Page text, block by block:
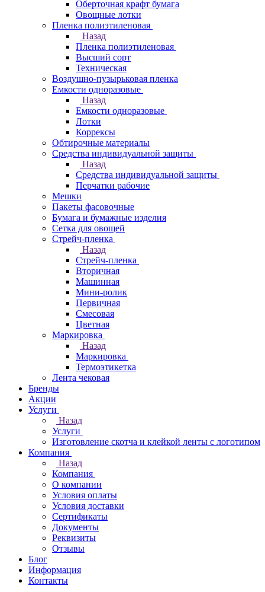
Оберточная крафт бумага
Овощные лотки
Пленка полиэтиленовая
Назад
Пленка полиэтиленовая
Высший сорт
Техническая
Воздушно-пузырьковая пленка
Емкости одноразовые
Назад
Емкости одноразовые
Лотки
Коррексы
Обтирочные материалы
Средства индивидуальной защиты
Назад
Средства индивидуальной защиты
Перчатки рабочие
Мешки
Пакеты фасовочные
Бумага и бумажные изделия
Сетка для овощей
Стрейч-пленка
Назад
Стрейч-пленка
Вторичная
Машинная
Мини-ролик
Первичная
Смесовая
Цветная
Маркировка
Назад
Маркировка
Термоэтикетка
Лента чековая
Бренды
Акции
Услуги
Назад
Услуги
Изготовление скотча и клейкой ленты с логотипом
Компания
Назад
Компания
О компании
Условия оплаты
Условия доставки
Сертификаты
Документы
Реквизиты
Отзывы
Блог
Информация
Контакты